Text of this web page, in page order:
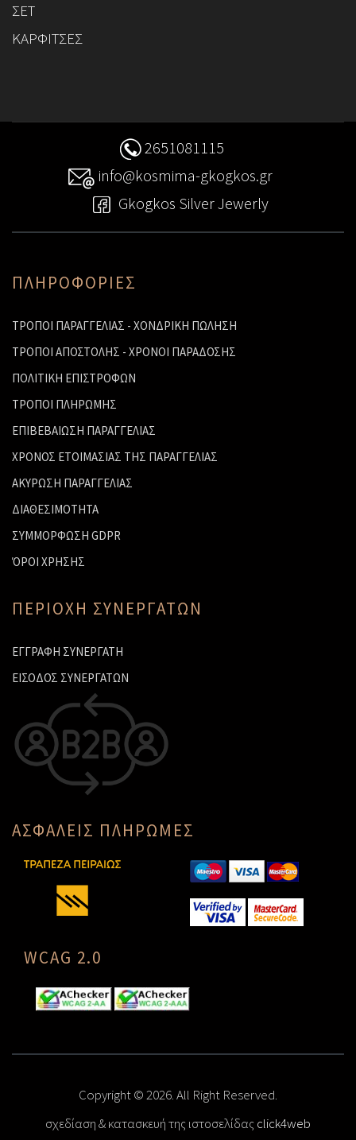
ΣΕΤ
ΚΑΡΦΙΤΣΕΣ
2651081115
info@kosmima-gkogkos.gr
Gkogkos Silver Jewerly
ΠΛΗΡΟΦΟΡΙΕΣ
ΤΡΟΠΟΙ ΠΑΡΑΓΓΕΛΙΑΣ - ΧΟΝΔΡΙΚΗ ΠΩΛΗΣΗ
ΤΡΟΠΟΙ ΑΠΟΣΤΟΛΗΣ - ΧΡΟΝΟΙ ΠΑΡΑΔΟΣΗΣ
ΠΟΛΙΤΙΚΗ ΕΠΙΣΤΡΟΦΩΝ
ΤΡΟΠΟΙ ΠΛΗΡΩΜΗΣ
ΕΠΙΒΕΒΑΙΩΣΗ ΠΑΡΑΓΓΕΛΙΑΣ
ΧΡΟΝΟΣ ΕΤΟΙΜΑΣΙΑΣ ΤΗΣ ΠΑΡΑΓΓΕΛΙΑΣ
ΑΚΥΡΩΣΗ ΠΑΡΑΓΓΕΛΙΑΣ
ΔΙΑΘΕΣΙΜΟΤΗΤΑ
ΣΥΜΜΟΡΦΩΣΗ GDPR
ΌΡΟΙ ΧΡΗΣΗΣ
ΠΕΡΙΟΧΗ ΣΥΝΕΡΓΑΤΩΝ
ΕΓΓΡΑΦΗ ΣΥΝΕΡΓΑΤΗ
ΕΙΣΟΔΟΣ ΣΥΝΕΡΓΑΤΩΝ
ΑΣΦΑΛΕΙΣ ΠΛΗΡΩΜΕΣ
WCAG 2.0
Copyright © 2026. All Right Reserved.
σχεδίαση & κατασκευή της ιστοσελίδαςclick4web